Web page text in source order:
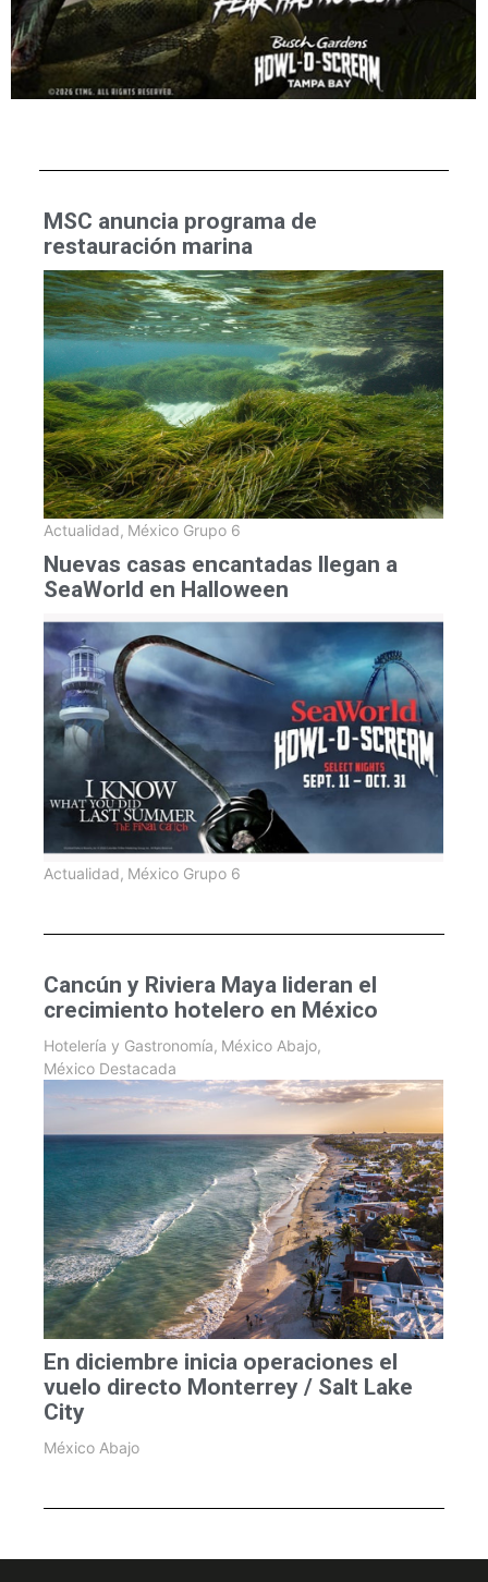
MSC anuncia programa de
restauración marina
Actualidad, México Grupo 6
Nuevas casas encantadas llegan a
SeaWorld en Halloween
Actualidad, México Grupo 6
Cancún y Riviera Maya lideran el
crecimiento hotelero en México
Hotelería y Gastronomía, México Abajo,
México Destacada
En diciembre inicia operaciones el
vuelo directo Monterrey / Salt Lake
City
México Abajo